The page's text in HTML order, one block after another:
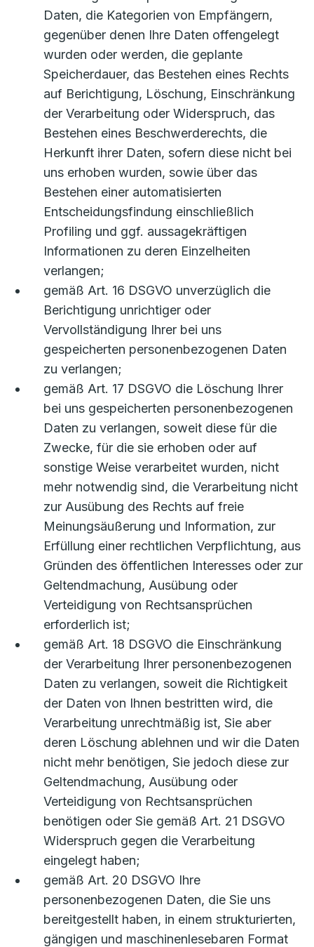
Daten, die Kategorien von Empfängern,
gegenüber denen Ihre Daten offengelegt
wurden oder werden, die geplante
Speicherdauer, das Bestehen eines Rechts
auf Berichtigung, Löschung, Einschränkung
der Verarbeitung oder Widerspruch, das
Bestehen eines Beschwerderechts, die
Herkunft ihrer Daten, sofern diese nicht bei
uns erhoben wurden, sowie über das
Bestehen einer automatisierten
Entscheidungsfindung einschließlich
Profiling und ggf. aussagekräftigen
Informationen zu deren Einzelheiten
verlangen;
gemäß Art. 16 DSGVO unverzüglich die
Berichtigung unrichtiger oder
Vervollständigung Ihrer bei uns
gespeicherten personenbezogenen Daten
zu verlangen;
gemäß Art. 17 DSGVO die Löschung Ihrer
bei uns gespeicherten personenbezogenen
Daten zu verlangen, soweit diese für die
Zwecke, für die sie erhoben oder auf
sonstige Weise verarbeitet wurden, nicht
mehr notwendig sind, die Verarbeitung nicht
zur Ausübung des Rechts auf freie
Meinungsäußerung und Information, zur
Erfüllung einer rechtlichen Verpflichtung, aus
Gründen des öffentlichen Interesses oder zur
Geltendmachung, Ausübung oder
Verteidigung von Rechtsansprüchen
erforderlich ist;
gemäß Art. 18 DSGVO die Einschränkung
der Verarbeitung Ihrer personenbezogenen
Daten zu verlangen, soweit die Richtigkeit
der Daten von Ihnen bestritten wird, die
Verarbeitung unrechtmäßig ist, Sie aber
deren Löschung ablehnen und wir die Daten
nicht mehr benötigen, Sie jedoch diese zur
Geltendmachung, Ausübung oder
Verteidigung von Rechtsansprüchen
benötigen oder Sie gemäß Art. 21 DSGVO
Widerspruch gegen die Verarbeitung
eingelegt haben;
gemäß Art. 20 DSGVO Ihre
personenbezogenen Daten, die Sie uns
bereitgestellt haben, in einem strukturierten,
gängigen und maschinenlesebaren Format